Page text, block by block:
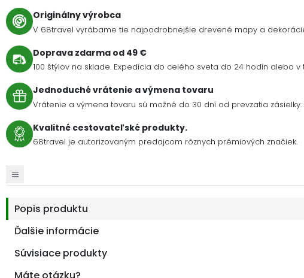
Originálny výrobca
V 68travel vyrábame tie najpodrobnejšie drevené mapy a
Doprava zdarma od 49 €
100 štýlov na sklade. Expedícia do celého sveta do 24 hodín alebo
Jednoduché vrátenie a výmena tovaru
Vrátenie a výmena tovaru sú možné do 30 dní od prevzatia
Kvalitné cestovateľské produkty.
68travel je autorizovaným predajcom rôznych prémiových značiek.
Popis produktu
Ďalšie informácie
Súvisiace produkty
Máte otázku?